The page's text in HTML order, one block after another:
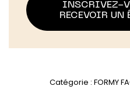
INSCRIVEZ-
RECEVOIR UN
Catégorie : FORMY